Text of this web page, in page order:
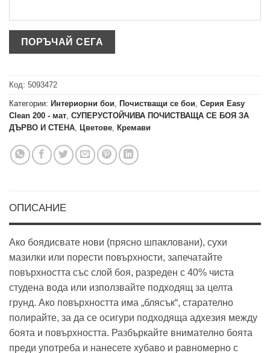
Код: 5093472
Категории: Интериорни бои Почистващи се бои Серия Easy
Clean 200 - мат СУПЕРУСТОЙЧИВА ПОЧИСТВАЩА СЕ БОЯ ЗА
ДЪРВО И СТЕНА
Цветове Кремави
ОПИСАНИЕ
Ако боядисвате нови (прясно шпакловани), сухи
мазилки или порести повърхности, запечатайте
повърхността със слой боя, разреден с 40% чиста
студена вода или използвайте подходящ за целта
грунд. Ако повърхността има „блясък“, старателно
полирайте, за да се осигури подходяща адхезия между
боята и повърхността. Разбъркайте внимателно боята
преди употреба и нанесете хубаво и равномерно с